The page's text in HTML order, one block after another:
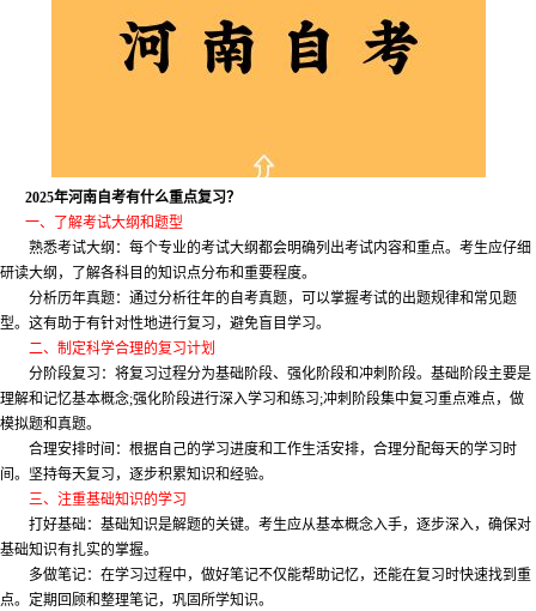
2025年河南自考有什么重点复习？
一、了解考试大纲和题型
熟悉考试大纲：每个专业的考试大纲都会明确列出考试内容和重点。考生应仔细
研读大纲，了解各科目的知识点分布和重要程度。
分析历年真题：通过分析往年的自考真题，可以掌握考试的出题规律和常见题
型。这有助于有针对性地进行复习，避免盲目学习。
二、制定科学合理的复习计划
分阶段复习：将复习过程分为基础阶段、强化阶段和冲刺阶段。基础阶段主要是
理解和记忆基本概念;强化阶段进行深入学习和练习;冲刺阶段集中复习重点难点，做
模拟题和真题。
合理安排时间：根据自己的学习进度和工作生活安排，合理分配每天的学习时
间。坚持每天复习，逐步积累知识和经验。
三、注重基础知识的学习
打好基础：基础知识是解题的关键。考生应从基本概念入手，逐步深入，确保对
基础知识有扎实的掌握。
多做笔记：在学习过程中，做好笔记不仅能帮助记忆，还能在复习时快速找到重
点。定期回顾和整理笔记，巩固所学知识。